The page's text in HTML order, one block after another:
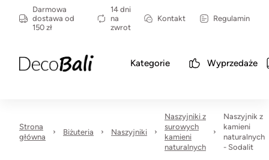
Darmowa
dostawa od
150 zł
14 dni
na
zwrot
Kontakt Regulamin
Kategorie Wyprzedaże
Strona
główna
Biżuteria Naszyjniki
Naszyjniki z
surowych
kamieni
naturalnych
Naszyjnik z
kamieni
naturalnych
- Sodalit